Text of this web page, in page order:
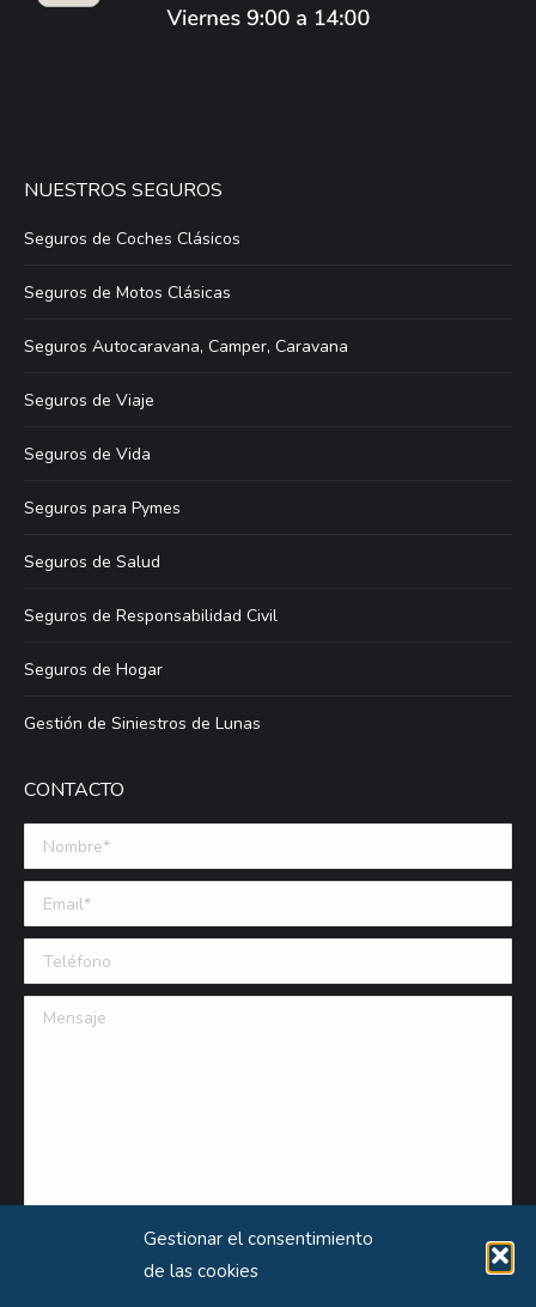
Gestionar el consentimiento
de las cookies
NUESTROS SEGUROS
Seguros de Coches Clásicos
Seguros de Motos Clásicas
Seguros Autocaravana, Camper, Caravana
Seguros de Viaje
Seguros de Vida
Seguros para Pymes
Seguros de Salud
Seguros de Responsabilidad Civil
Seguros de Hogar
Gestión de Siniestros de Lunas
CONTACTO
Nombre *
Email (requerido)
Teléfono
Mensaje